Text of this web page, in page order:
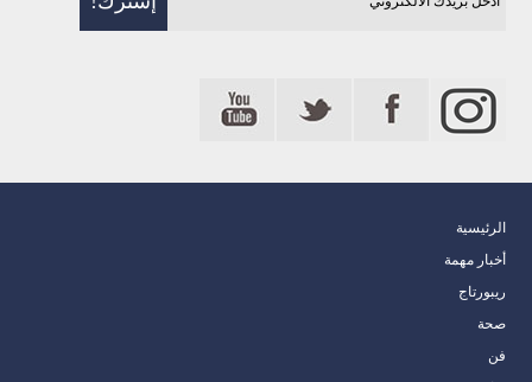
الرئيسية
أخبار مهمة
ريبورتاج
صحة
فن